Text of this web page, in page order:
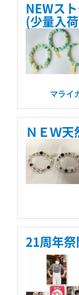
NEWス
(少量入
マライ
ＮＥＷ天
21周年